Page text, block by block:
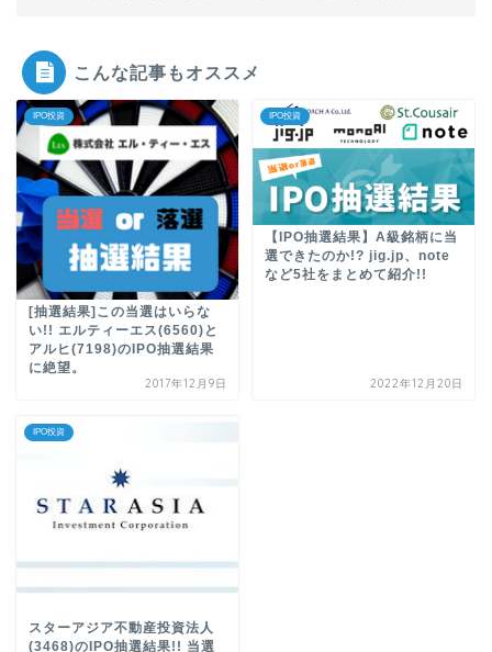
こんな記事もオススメ
IPO投資
[抽選結果]この当選はいらな
い!! エルティーエス(6560)と
アルヒ(7198)のIPO抽選結果
に絶望。
2017年12月9日
IPO投資
【IPO抽選結果】A級銘柄に当
選できたのか!? jig.jp、note
など5社をまとめて紹介!!
2022年12月20日
IPO投資
スターアジア不動産投資法人
(3468)のIPO抽選結果!! 当選